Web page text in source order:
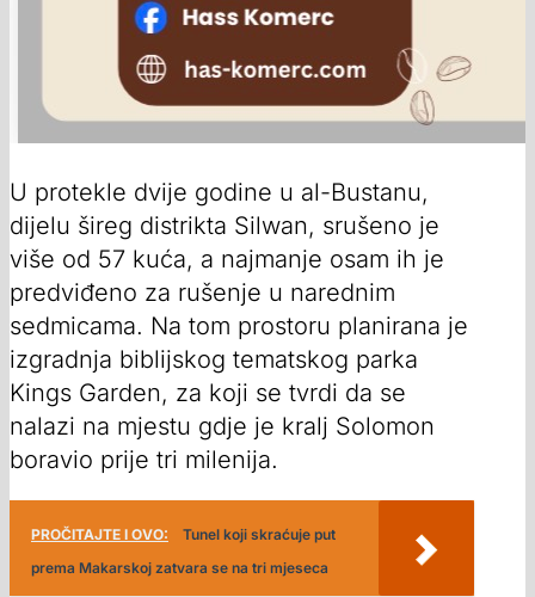
U protekle dvije godine u al-Bustanu,
dijelu šireg distrikta Silwan, srušeno je
više od 57 kuća, a najmanje osam ih je
predviđeno za rušenje u narednim
sedmicama. Na tom prostoru planirana je
izgradnja biblijskog tematskog parka
Kings Garden, za koji se tvrdi da se
nalazi na mjestu gdje je kralj Solomon
boravio prije tri milenija.
PROČITAJTE I OVO:
Tunel koji skraćuje put
prema Makarskoj zatvara se na tri mjeseca